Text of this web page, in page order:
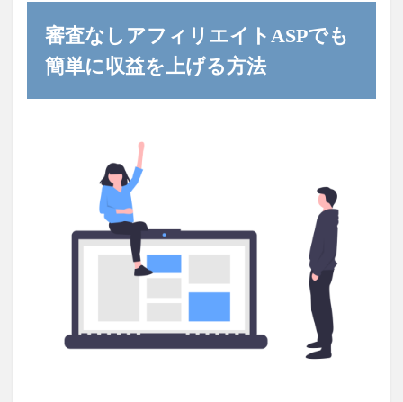
審査なしアフィリエイトASPでも
簡単に収益を上げる方法